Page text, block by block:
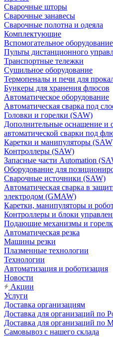
Сварочные шторы
Сварочные занавесы
Сварочные полотна и одеяла
Комплектующие
Вспомогательное оборудование
Пульты дистанционного
Транспортные тележки
Сушильное оборудование
Термопеналы и печи для
Бункеры для хранения флюсов
Автоматическое оборудование
Автоматическая сварка под
Головки и горелки (SAW)
Дополнительные оснащение и
автоматической сварки под
Каретки и манипуляторы
Контроллеры (SAW)
Запасные части Automation
Оборудование для
Сварочные источники (SAW)
Автоматическая сварка в
электродом (GMAW)
Каретки, манипуляторы и
Контроллеры и блоки
Подающие механизмы и
Автоматическая резка
Машины резки
Плазменные технологии
Технологии
Автоматизация и роботизация
Новости
Акции
Услуги
Доставка организациям
Доставка для организаций по
Доставка для организаций по
Самовывоз с нашего склада